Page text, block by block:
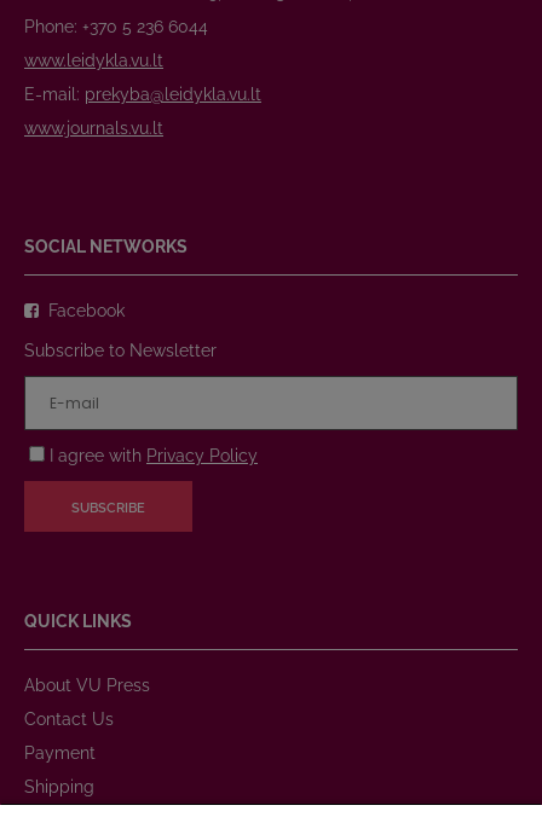
Phone: +370 5 236 6044
www.leidykla.vu.lt
E-mail: prekyba@leidykla.vu.lt
www.journals.vu.lt
SOCIAL NETWORKS
Facebook
Subscribe to Newsletter
I agree with Privacy Policy
SUBSCRIBE
QUICK LINKS
About VU Press
Contact Us
Payment
Shipping